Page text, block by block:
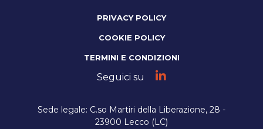
PRIVACY POLICY
COOKIE POLICY
TERMINI E CONDIZIONI
Seguici su
Sede legale: C.so Martiri della Liberazione, 28 -
23900 Lecco (LC)